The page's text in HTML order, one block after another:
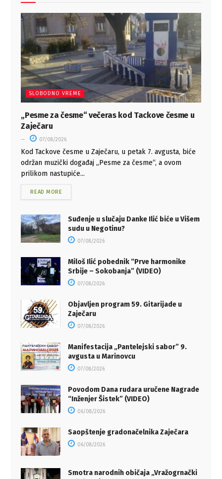
SLOBODNO VREME
„Pesme za česme“ večeras kod Tackove česme u
Zaječaru
07/08/2026
Kod Tackove česme u Zaječaru, u petak 7. avgusta, biće
održan muzički događaj „Pesme za česme“, a ovom
prilikom nastupiće...
READ MORE
Suđenje u slučaju Danke Ilić biće u Višem
sudu u Negotinu?
07/08/2026
Miloš Ilić pobednik “Prve harmonike
Srbije – Sokobanja” (VIDEO)
07/08/2026
Objavljen program 59. Gitarijade u
Zaječaru
07/08/2026
Manifestacija „Pantelejski sabor” 9.
avgusta u Marinovcu
07/08/2026
Povodom Dana rudara uručene Nagrade
“Inženjer Šistek” (VIDEO)
06/08/2026
Saopštenje gradonačelnika Zaječara
06/08/2026
Smotra narodnih običaja „Vražogrnački